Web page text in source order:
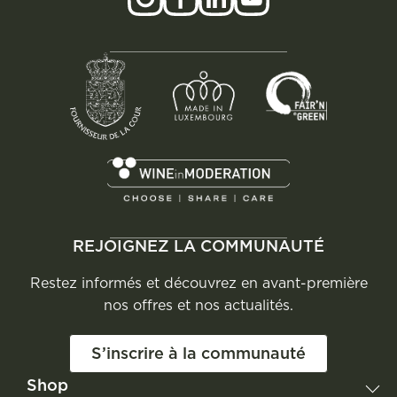
REJOIGNEZ LA COMMUNAUTÉ
Restez informés et découvrez en avant-première
nos offres et nos actualités.
S’inscrire à la communauté
Shop